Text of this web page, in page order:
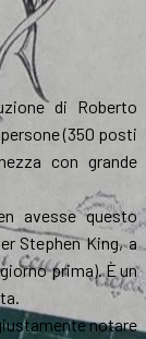
di Roberto
(350 posti
con grande
avesse questo
Stephen King, a
prima). È un
notare